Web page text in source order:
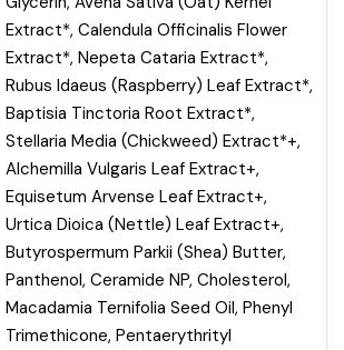
Extract*, Calendula Officinalis Flower
Extract*, Nepeta Cataria Extract*,
Rubus Idaeus (Raspberry) Leaf Extract*,
Baptisia Tinctoria Root Extract*,
Stellaria Media (Chickweed) Extract*+,
Alchemilla Vulgaris Leaf Extract+,
Equisetum Arvense Leaf Extract+,
Urtica Dioica (Nettle) Leaf Extract+,
Butyrospermum Parkii (Shea) Butter,
Panthenol, Ceramide NP, Cholesterol,
Macadamia Ternifolia Seed Oil, Phenyl
Trimethicone, Pentaerythrityl